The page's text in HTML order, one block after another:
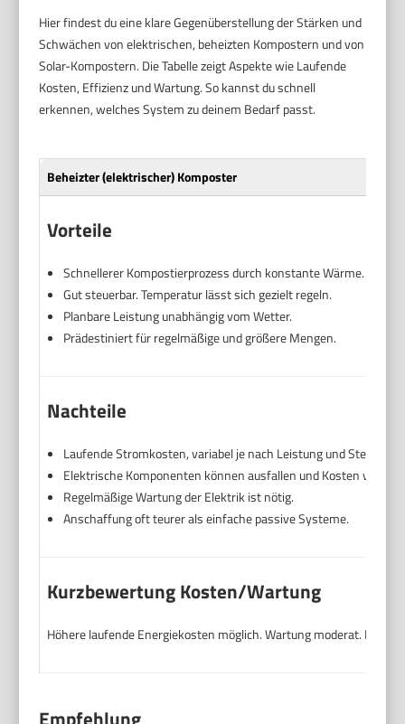
Hier findest du eine klare Gegenüberstellung der Stärken und
Schwächen von elektrischen, beheizten Kompostern und von
Solar-Kompostern. Die Tabelle zeigt Aspekte wie Laufende
Kosten, Effizienz und Wartung. So kannst du schnell
erkennen, welches System zu deinem Bedarf passt.
Beheizter (elektrischer) Komposter
Vorteile
Schnellerer Kompostierprozess durch konstante Wärme.
Gut steuerbar. Temperatur lässt sich gezielt regeln.
Planbare Leistung unabhängig vom Wetter.
Prädestiniert für regelmäßige und größere Mengen.
Nachteile
Laufende Stromkosten, variabel je nach Leistung und Steuerung.
Elektrische Komponenten können ausfallen und Kosten
Regelmäßige Wartung der Elektrik ist nötig.
Anschaffung oft teurer als einfache passive Systeme.
Kurzbewertung Kosten/Wartung
Höhere laufende Energiekosten möglich. Wartung moderat.